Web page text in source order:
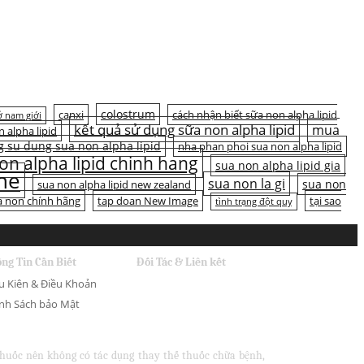
nam giới canxi colostrum
cách nhận biết sữa non alpha lipid
alpha lipid kết quả sử dụng sữa non alpha lipid
mua
su dung sua non alpha lipid
nha phan phoi sua non alpha lipid
alpha lipid chinh hang sua non alpha lipid gia
sua non alpha lipid new zealand sua non la gi
sua non
non chính hãng tap doan New Image tình trạng đột quỵ
tại sao
Tin Cần Biết
Kiên & Điều Khoản
Sách bảo Mật
Đối Tác & Liên kết
nên không có tác dụng thay thế thuốc chữa bệnh,